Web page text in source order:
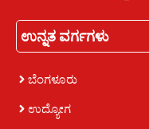
ಉನ್ನತ ವರ್ಗಗಳು
ಬೆಂಗಳೂರು
ಉದ್ಯೋಗ